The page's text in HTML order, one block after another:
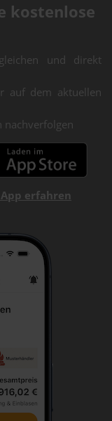
kostenlose
und direkt
auf dem aktuellen
nachverfolgen
erfahren